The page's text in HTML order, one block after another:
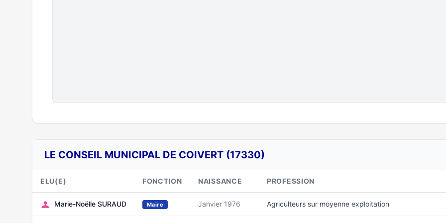
LE CONSEIL MUNICIPAL DE COIVERT (17330)
ELU(E) FONCTION NAISSANCE PROFESSION
Marie-Noëlle SURAUD Maire Janvier 1976 Agriculteurs sur moyenne exploitation